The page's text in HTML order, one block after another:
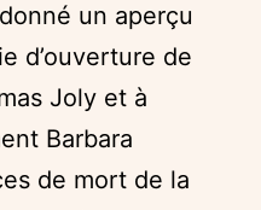
un aperçu
d’ouverture de
Joly et à
Barbara
de mort de la